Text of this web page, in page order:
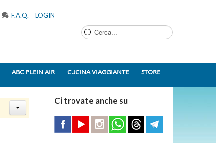
F.A.Q. LOGIN
ABC PLEIN AIR CUCINA VIAGGIANTE STORE
Ci trovate anche su